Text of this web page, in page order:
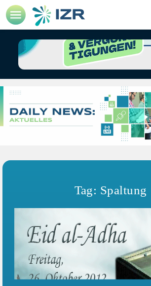
Tag: Spaltung